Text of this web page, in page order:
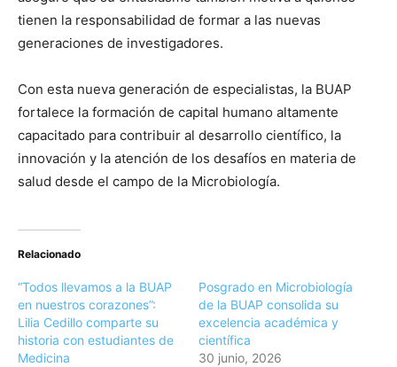
tienen la responsabilidad de formar a las nuevas
generaciones de investigadores.
Con esta nueva generación de especialistas, la BUAP
fortalece la formación de capital humano altamente
capacitado para contribuir al desarrollo científico, la
innovación y la atención de los desafíos en materia de
salud desde el campo de la Microbiología.
Relacionado
“Todos llevamos a la BUAP
en nuestros corazones”:
Lilia Cedillo comparte su
historia con estudiantes de
Medicina
Posgrado en Microbiología
de la BUAP consolida su
excelencia académica y
científica
30 junio, 2026